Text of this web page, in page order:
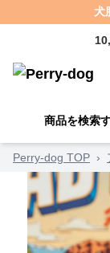
犬
商品を検索
Perry-dog TOP ›